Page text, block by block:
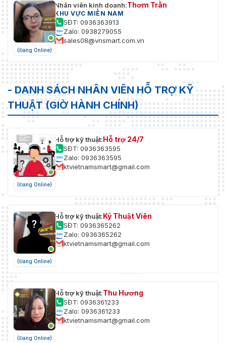
(Đang Online)
Nhân viên kinh doanh:Thơm Trần
KHU VỰC MIỀN NAM
SĐT: 0936363913
Zalo: 0938279055
sales08@vnsmart.com.vn
- DANH SÁCH NHÂN VIÊN HỖ TRỢ KỸ
THUẬT (GIỜ HÀNH CHÍNH)
(Đang Online)
Hỗ trợ kỹ thuật:Hỗ trợ 24/7
SĐT: 0936363595
Zalo: 0936363595
ktvietnamsmart@gmail.com
(Đang Online)
Hỗ trợ kỹ thuật:Kỹ Thuật Viên
SĐT: 0936365262
Zalo: 0936365262
ktvietnamsmart@gmail.com
(Đang Online)
Hỗ trợ kỹ thuật:Thu Hương
SĐT: 0936361233
Zalo: 0936361233
ktvietnamsmart@gmail.com